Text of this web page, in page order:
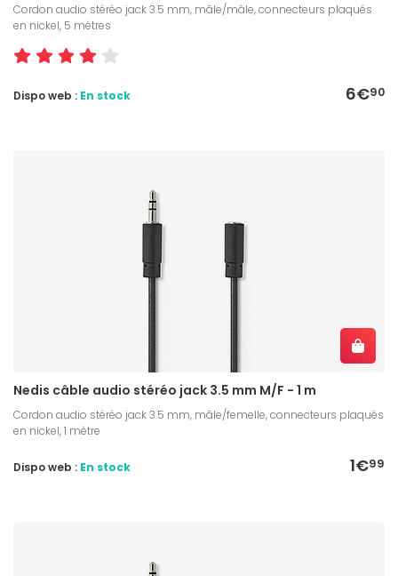
Cordon audio stéréo jack 3.5 mm, mâle/mâle, connecteurs plaqués
en nickel, 5 mètres
6€90
Dispo web : En stock
Nedis câble audio stéréo jack 3.5 mm M/F - 1 m
Cordon audio stéréo jack 3.5 mm, mâle/femelle, connecteurs plaqués
en nickel, 1 mètre
1€99
Dispo web : En stock